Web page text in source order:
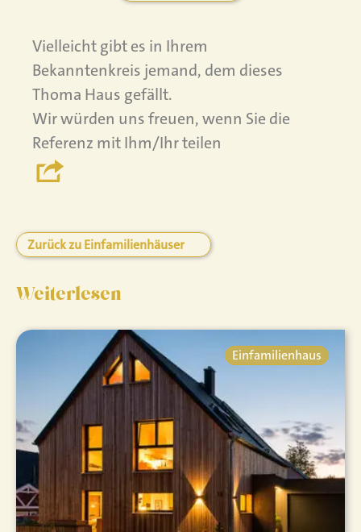
Vielleicht gibt es in Ihrem
Bekanntenkreis jemand, dem dieses
Thoma Haus gefällt.
Wir würden uns freuen, wenn Sie die
Referenz mit Ihm/Ihr teilen
Zurück zu Einfamilienhäuser
Weiterlesen
Einfamilienhaus